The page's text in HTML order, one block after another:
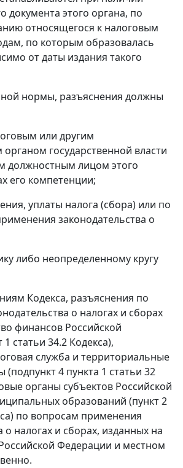
документа этого органа, по
относящегося к налоговым
по которым образовалась
от даты издания такого
нормы, разъяснения должны
или другим
государственной власти
должностным лицом этого
его компетенции;
уплаты налога (сбора) или по
законодательства о
либо неопределенному кругу
Кодекса, разъяснения по
о налогах и сборах
финансов Российской
1 статьи 34.2 Кодекса),
служба и территориальные
(подпункт 4 пункта 1 статьи 32
органы субъектов Российской
образований (пункт 2
по вопросам применения
о налогах и сборах, изданных на
Федерации и местном